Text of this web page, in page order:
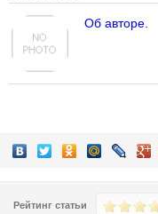
Об авторе.
Рейтинг статьи